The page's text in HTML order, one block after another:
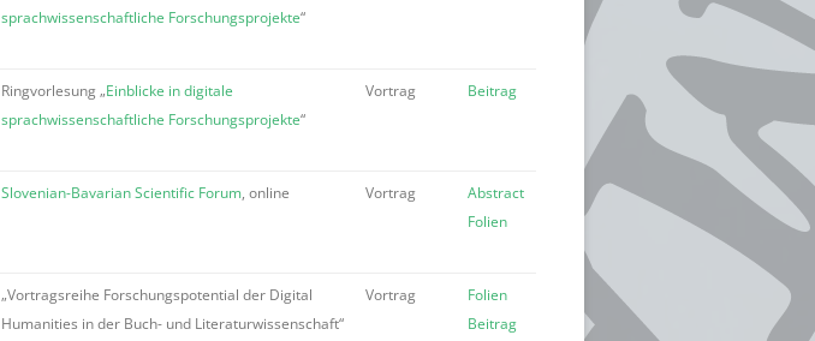
sprachwissenschaftliche Forschungsprojekte“
Ringvorlesung „Einblicke in digitale
sprachwissenschaftliche Forschungsprojekte“
Vortrag Beitrag
Slovenian-Bavarian Scientific Forum, online Vortrag
Abstract
Folien
„Vortragsreihe Forschungspotential der Digital
Humanities in der Buch- und Literaturwissenschaft“
Vortrag
Folien
Beitrag